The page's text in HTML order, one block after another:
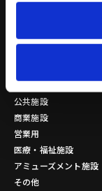
縦型固液分離装置
環境設備 関連記事
公共施設
商業施設
営業用
医療・福祉施設
アミューズメント施設
その他